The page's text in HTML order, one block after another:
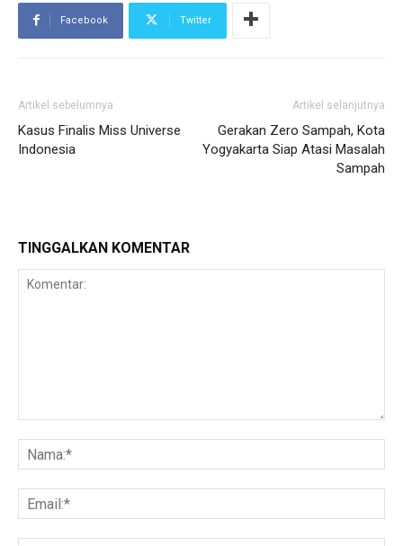
Facebook Twitter
Artikel sebelumnya
Kasus Finalis Miss Universe
Indonesia
Artikel selanjutnya
Gerakan Zero Sampah, Kota
Yogyakarta Siap Atasi Masalah
Sampah
TINGGALKAN KOMENTAR